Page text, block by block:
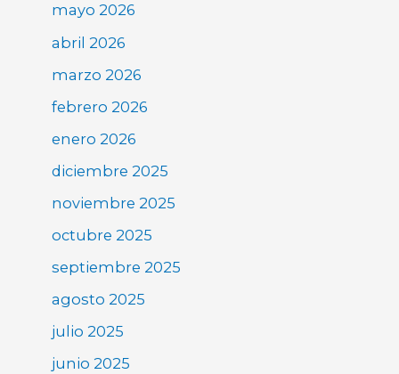
mayo 2026
abril 2026
marzo 2026
febrero 2026
enero 2026
diciembre 2025
noviembre 2025
octubre 2025
septiembre 2025
agosto 2025
julio 2025
junio 2025